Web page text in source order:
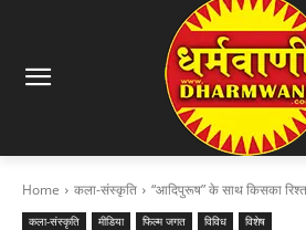
Home कला-संस्कृति “आदिपुरूष” के साथ किसका
कला-संस्कृति मीडिया फिल्म जगत विविध विशेष